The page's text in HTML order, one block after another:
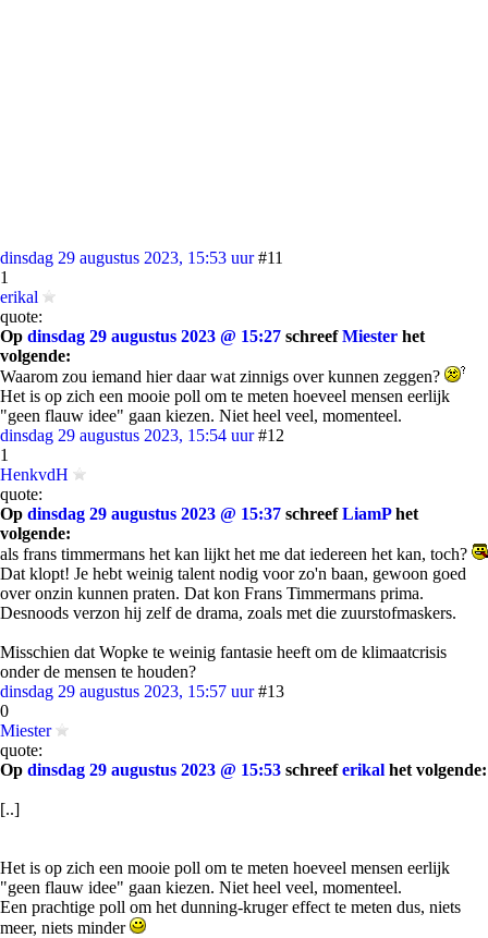
dinsdag 29 augustus 2023, 15:53 uur #11
1
erikal
quote:
Op dinsdag 29 augustus 2023 @ 15:27 schreefMiester het
volgende:
Waarom zou iemand hier daar wat zinnigs over kunnen zeggen?
Het is op zich een mooie poll om te meten hoeveel mensen eerlijk
"geen flauw idee" gaan kiezen. Niet heel veel, momenteel.
dinsdag 29 augustus 2023, 15:54 uur #12
1
HenkvdH
quote:
Op dinsdag 29 augustus 2023 @ 15:37 schreefLiamPhet
volgende:
als frans timmermans het kan lijkt het me dat iedereen het kan, toch?
Dat klopt! Je hebt weinig talent nodig voor zo'n baan, gewoon goed
over onzin kunnen praten. Dat kon Frans Timmermans prima.
Desnoods verzon hij zelf de drama, zoals met die zuurstofmaskers.
Misschien dat Wopke te weinig fantasie heeft om de klimaatcrisis
onder de mensen te houden?
dinsdag 29 augustus 2023, 15:57 uur #13
0
Miester
quote:
Op dinsdag 29 augustus 2023 @ 15:53 schreeferikal het volgende:
[..]
Het is op zich een mooie poll om te meten hoeveel mensen eerlijk
"geen flauw idee" gaan kiezen. Niet heel veel, momenteel.
Een prachtige poll om het dunning-kruger effect te meten dus, niets
meer, niets minder